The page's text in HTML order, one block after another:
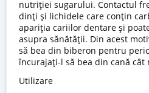
nutriției sugarului. Contactul
dinți și lichidele care conțin
apariția cariilor dentare și
asupra sănătății. Din acest
să bea din biberon pentru
încurajați-l să bea din cană cât
Utilizare